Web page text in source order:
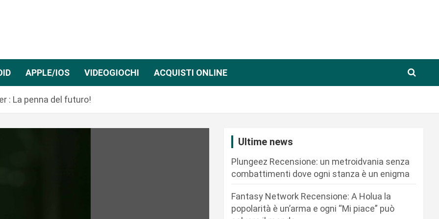
APPLE/IOS VIDEOGIOCHI ACQUISTI ONLINE
: La penna del futuro!
Ultime news
Plungeez Recensione: un metroidvania senza
combattimenti dove ogni stanza è un enigma
Fantasy Network Recensione: A Holua la
popolarità è un’arma e ogni “Mi piace” può